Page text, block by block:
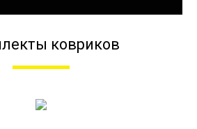
ковриков